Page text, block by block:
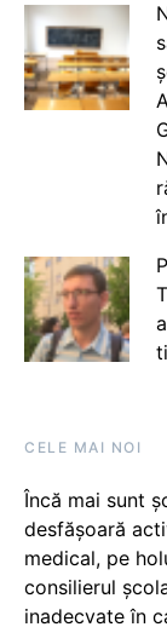
CELE MAI NOI
Încă mai sunt
desfășoară
medical, pe
consilierul
inadecvate în